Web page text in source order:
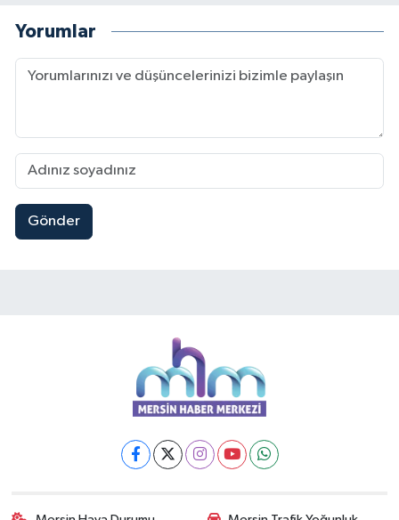
Yorumlar
Gönder